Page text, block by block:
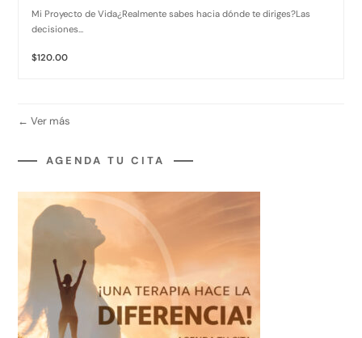
Mi Proyecto de Vida¿Realmente sabes hacia dónde te diriges?Las
decisiones...
$120.00
Ver más
AGENDA TU CITA